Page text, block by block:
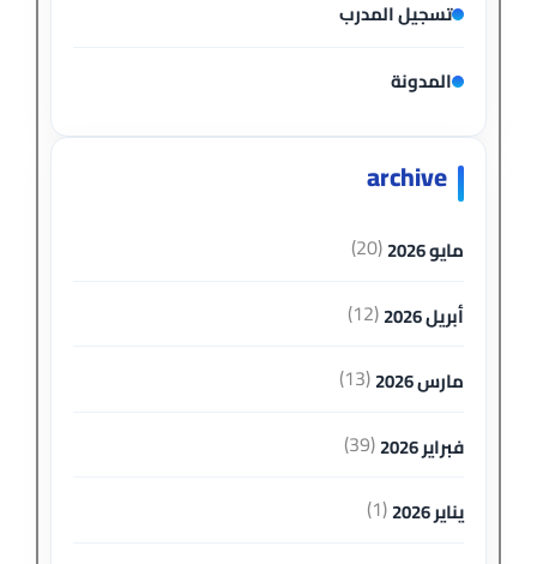
تسجيل المدرب
المدونة
archive
مايو 2026 (20)
أبريل 2026 (12)
مارس 2026 (13)
فبراير 2026 (39)
يناير 2026 (1)